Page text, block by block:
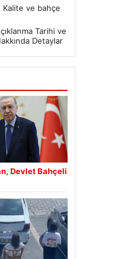
Kalite ve bahçe
Tarihi ve
Detaylar
Devlet Bahçeli